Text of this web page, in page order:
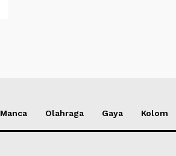
Manca Olahraga Gaya Kolom